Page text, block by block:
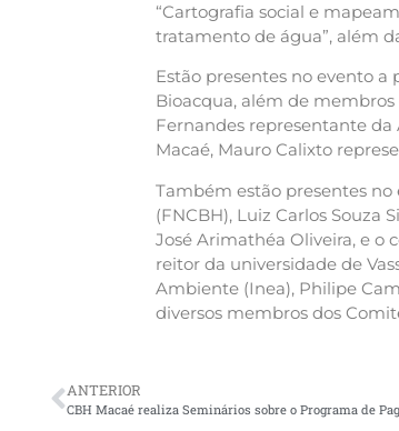
“Cartografia social e
tratamento de água”, além
Estão presentes no evento
Bioacqua, além de
Fernandes representante
Macaé, Mauro Calixto
Também estão presentes
(FNCBH), Luiz Carlos Souza
José Arimathéa Oliveira, e o
reitor da universidade de
Ambiente (Inea), Philipe
diversos membros dos
ANTERIOR